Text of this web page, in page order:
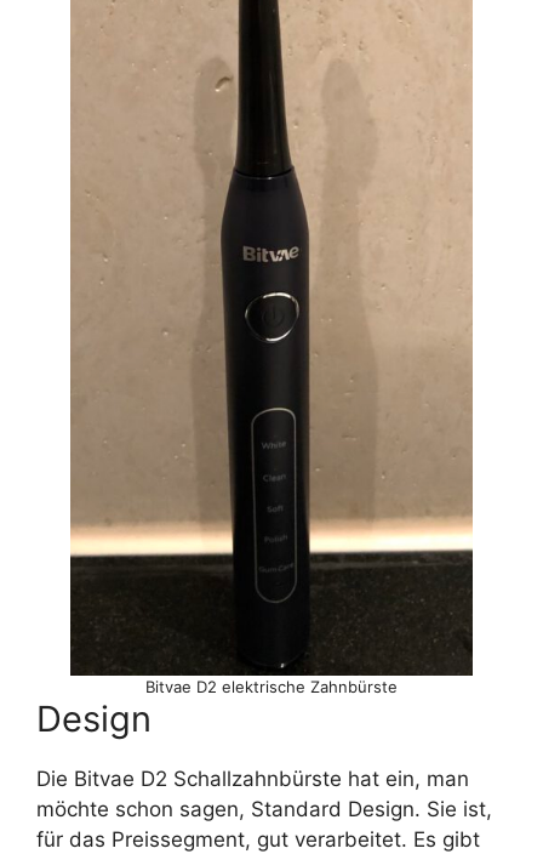
Bitvae D2 elektrische Zahnbürste
Design
Die Bitvae D2 Schallzahnbürste hat ein, man
möchte schon sagen, Standard Design. Sie ist,
für das Preissegment, gut verarbeitet. Es gibt